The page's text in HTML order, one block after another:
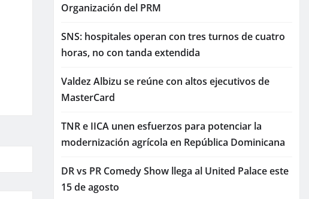
Organización del PRM
SNS: hospitales operan con tres turnos de cuatro
horas, no con tanda extendida
Valdez Albizu se reúne con altos ejecutivos de
MasterCard
TNR e IICA unen esfuerzos para potenciar la
modernización agrícola en República Dominicana
DR vs PR Comedy Show llega al United Palace este
15 de agosto